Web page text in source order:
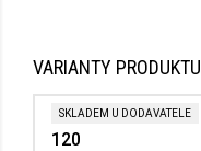
VARIANTY PRODUKTU
SKLADEM U DODAVATELE
120